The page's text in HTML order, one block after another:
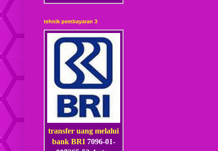
tehnik pembayaran 3
transfer uang melalui
bank BRI 7096-01-